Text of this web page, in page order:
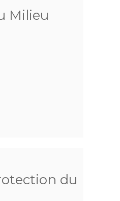
Milieu
du